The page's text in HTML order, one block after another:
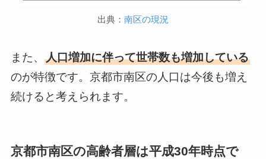
出典： 南区の現況
また、 人口増加に伴って世帯数も増加している
のが特徴です。京都市南区の人口は今後も増え
続けると考えられます。
京都市南区の高齢者層は平成30年時点で